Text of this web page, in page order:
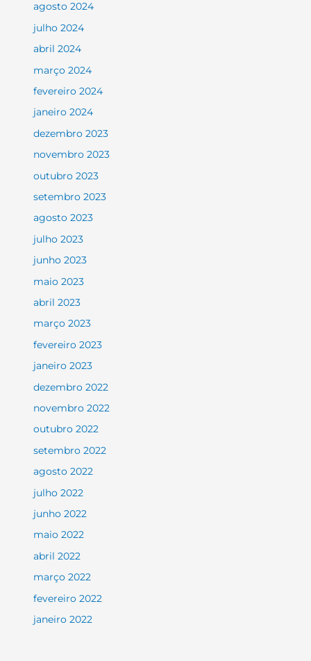
agosto 2024
julho 2024
abril 2024
março 2024
fevereiro 2024
janeiro 2024
dezembro 2023
novembro 2023
outubro 2023
setembro 2023
agosto 2023
julho 2023
junho 2023
maio 2023
abril 2023
março 2023
fevereiro 2023
janeiro 2023
dezembro 2022
novembro 2022
outubro 2022
setembro 2022
agosto 2022
julho 2022
junho 2022
maio 2022
abril 2022
março 2022
fevereiro 2022
janeiro 2022